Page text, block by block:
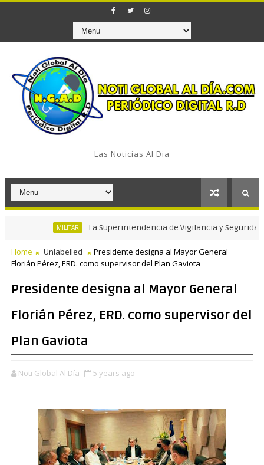
Las Noticias Al Dia
La Superintendencia de Vigilancia y Seguridad
Home Unlabelled
Presidente designa al Mayor General
Florián Pérez, ERD. como supervisor del Plan Gaviota
Presidente designa al Mayor General
Florián Pérez, ERD. como supervisor del
Plan Gaviota
Noti Global Al Día 5 years ago